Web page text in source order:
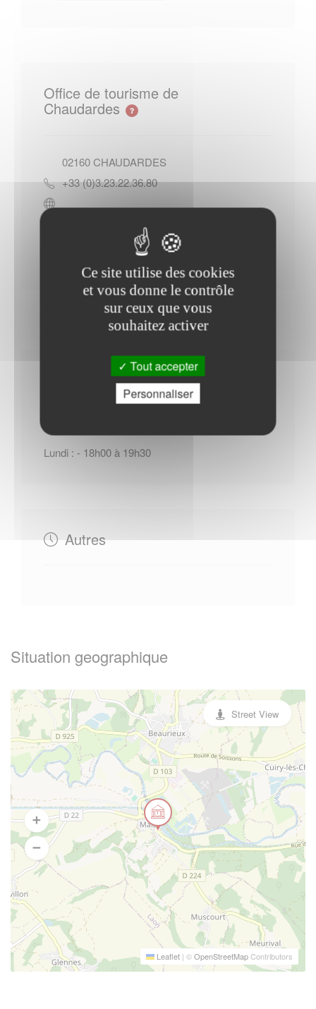
Office de tourisme de
Chaudardes
02160 CHAUDARDES
+33 (0)3.23.22.36.80
Contacter l'office de tourisme
Horaires Mairie
Lundi : - 18h00 à 19h30
Autres
Situation geographique
Leaflet | ©OpenStreetMapContributors
Street View
Ce site utilise des cookies
et vous donne le contrôle
sur ceux que vous
souhaitez activer
Tout accepter
Personnaliser